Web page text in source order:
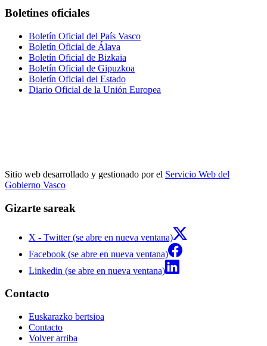
Boletines oficiales
Boletín Oficial del País Vasco
Boletín Oficial de Álava
Boletín Oficial de Bizkaia
Boletín Oficial de Gipuzkoa
Boletín Oficial del Estado
Diario Oficial de la Unión Europea
Sitio web desarrollado y gestionado por el Servicio Web del
Gobierno Vasco
Gizarte sareak
X - Twitter (se abre en nueva ventana)
Facebook (se abre en nueva ventana)
Linkedin (se abre en nueva ventana)
Contacto
Euskarazko bertsioa
Contacto
Volver arriba